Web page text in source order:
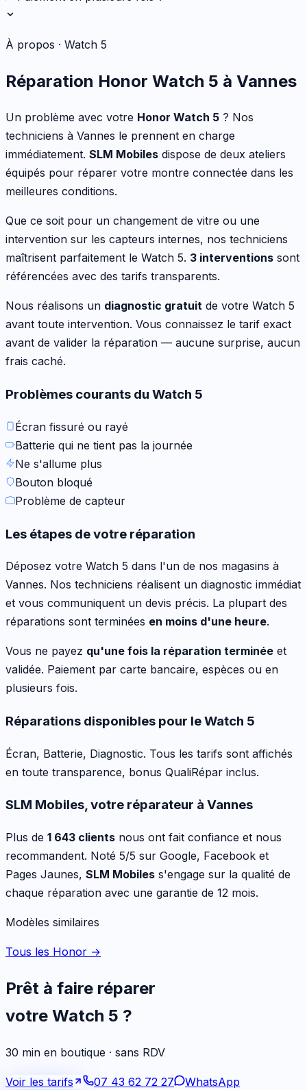
À propos · Watch 5
Réparation Honor Watch 5 à Vannes
Un problème avec votre Honor Watch 5 ? Nos
techniciens à Vannes le prennent en charge
immédiatement. SLM Mobiles dispose de deux ateliers
équipés pour réparer votre montre connectée dans les
meilleures conditions.
Que ce soit pour un changement de vitre ou une
intervention sur les capteurs internes, nos techniciens
maîtrisent parfaitement le Watch 5. 3 interventions sont
référencées avec des tarifs transparents.
Nous réalisons un diagnostic gratuit de votre Watch 5
avant toute intervention. Vous connaissez le tarif exact
avant de valider la réparation — aucune surprise, aucun
frais caché.
Problèmes courants du Watch 5
Écran fissuré ou rayé
Batterie qui ne tient pas la journée
Ne s'allume plus
Bouton bloqué
Problème de capteur
Les étapes de votre réparation
Déposez votre Watch 5 dans l'un de nos magasins à
Vannes. Nos techniciens réalisent un diagnostic immédiat
et vous communiquent un devis précis. La plupart des
réparations sont terminées en moins d'une heure.
Vous ne payez qu'une fois la réparation terminée et
validée. Paiement par carte bancaire, espèces ou en
plusieurs fois.
Réparations disponibles pour leWatch 5
Écran, Batterie, Diagnostic. Tous les tarifs sont affichés
en toute transparence, bonus QualiRépar inclus.
SLM Mobiles, votre réparateur à Vannes
Plus de 1 643 clients nous ont fait confiance et nous
recommandent. Noté 5/5 sur Google, Facebook et
Pages Jaunes, SLM Mobiles s'engage sur la qualité de
chaque réparation avec une garantie de 12 mois.
Modèles similaires
Tous les Honor →
Prêt à faire réparer
votre Watch 5 ?
30 min en boutique · sans RDV
Voir les tarifs 07 43 62 72 27
WhatsApp